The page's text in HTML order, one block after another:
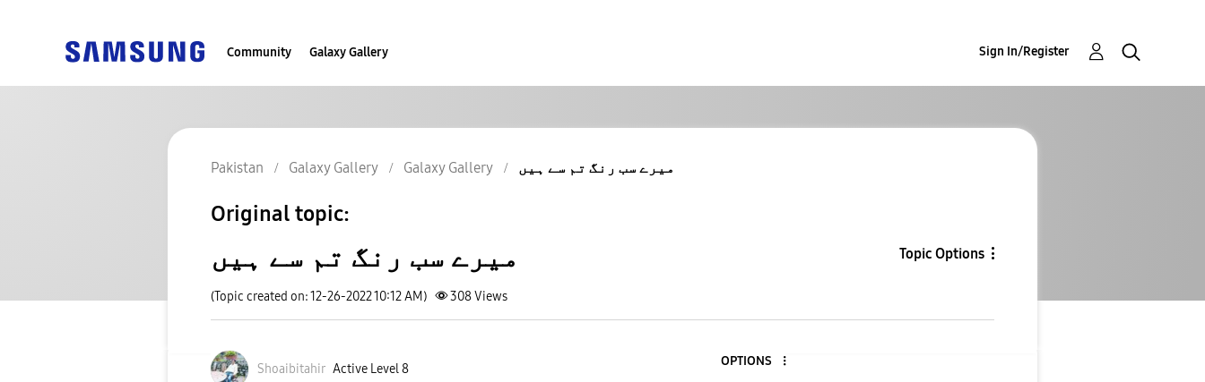
Community Galaxy Gallery Sign In/Register
Pakistan Galaxy Gallery Galaxy Gallery میرے سب رنگ تم سے ہیں
Original topic:
میرے سب رنگ تم سے ہیں Topic Options
(Topic created on: 12-26-2022 10:12 AM) 308Views
Shoaibitahir Active Level 8
OPTIONS